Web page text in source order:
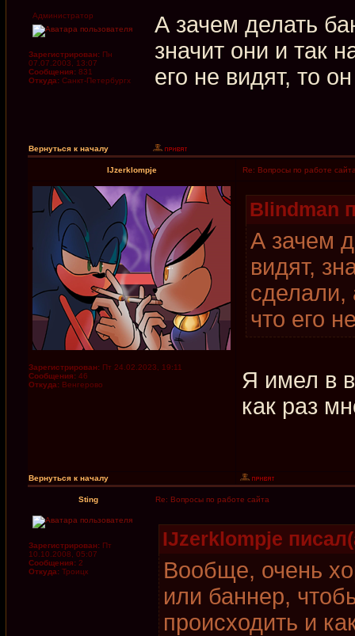
Администратор
Зарегистрирован: Пн
07.07.2003, 13:07
Сообщения: 831
Откуда: Санкт-Петербургх
А зачем делать
значит они и так
его не видят, то
Вернуться к началу
IJzerklompje Re: Вопросы по работе
Зарегистрирован: Пт 24.02.2023, 19:11
Сообщения: 46
Откуда: Венгерово
Blindman
А зачем
видят,
сделали,
что его
Я имел в
как раз
Вернуться к началу
Sting Re: Вопросы по работе сайта
Зарегистрирован: Пт
10.10.2008, 05:07
Сообщения: 2
Откуда: Троицк
IJzerklompje
Вообще, очень
или баннер,
происходить и